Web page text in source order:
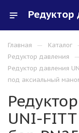
Главная — Каталог
Редуктор давления —
Редуктор давления
под аксиальный
UNI-